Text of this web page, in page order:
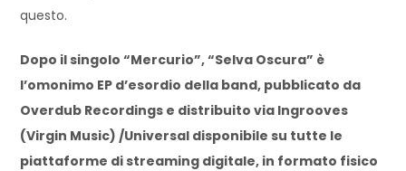
questo.
Dopo il singolo “Mercurio”, “Selva Oscura” è
l’omonimo EP d’esordio della band, pubblicato da
Overdub Recordings e distribuito via Ingrooves
(Virgin Music) /Universal disponibile su tutte le
piattaforme di streaming digitale, in formato fisico